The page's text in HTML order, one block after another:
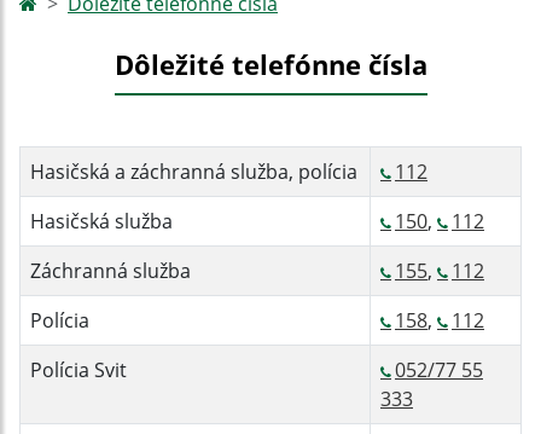
Dôležité telefónne čísla
Hasičská a záchranná služba, polícia
112
Hasičská služba
150,
112
Záchranná služba
155,
112
Polícia
158,
112
Polícia Svit
052/77 55
333